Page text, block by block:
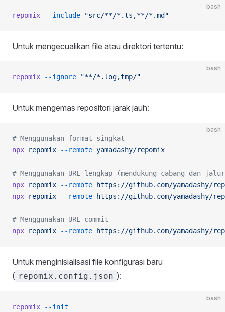
bash
repomix --include "src/**/*.ts,**/*.md"
Untuk mengecualikan file atau direktori tertentu:
bash
repomix --ignore "**/*.log,tmp/"
Untuk mengemas repositori jarak jauh:
bash
# Menggunakan format singkat
npx repomix --remote yamadashy/repomix
# Menggunakan URL lengkap (mendukung cabang dan
npx repomix --remote https://github.com/yamadashy/
npx repomix --remote https://github.com/yamadashy/
# Menggunakan URL commit
npx repomix --remote https://github.com/yamadashy/
Untuk menginisialisasi file konfigurasi baru
( repomix.config.json ):
bash
repomix --init